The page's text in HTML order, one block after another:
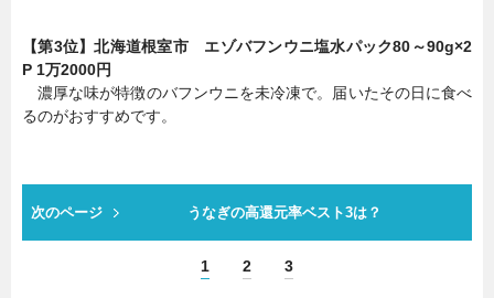
【第3位】北海道根室市 エゾバフンウニ塩水パック80～90g×2
P 1万2000円
濃厚な味が特徴のバフンウニを未冷凍で。届いたその日に食べ
るのがおすすめです。
次のページ うなぎの高還元率ベスト3は？
1 2 3